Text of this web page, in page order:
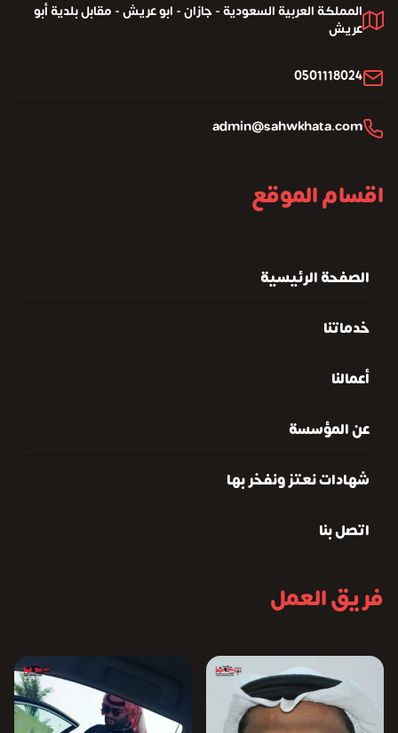
المملكة العربية السعودية - جازان - ابو عريش - مقابل بلدية أبو
عريش
0501118024
admin@sahwkhata.com
اقسام الموقع
الصفحة الرئيسية
خدماتنا
أعمالنا
عن المؤسسة
شهادات نعتز ونفخر بها
اتصل بنا
فريق العمل